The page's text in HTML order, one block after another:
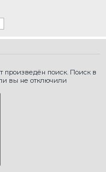
произведён поиск. Поиск в
вы не отключили